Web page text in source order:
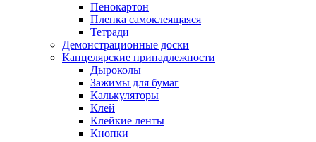
Пенокартон
Пленка самоклеящаяся
Тетради
Демонстрационные доски
Канцелярские принадлежности
Дыроколы
Зажимы для бумаг
Калькуляторы
Клей
Клейкие ленты
Кнопки